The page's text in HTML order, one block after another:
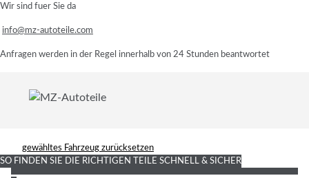
Wir sind fuer Sie da
info@mz-autoteile.com
Anfragen werden in der Regel innerhalb von 24 Stunden beantwortet
gewähltes Fahrzeug zurücksetzen
SO FINDEN SIE DIE RICHTIGEN TEILE SCHNELL & SICHER